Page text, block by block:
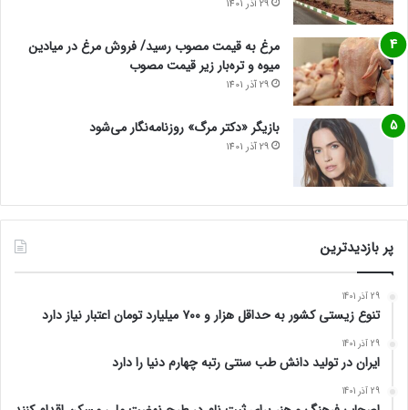
29 آذر 1401
مرغ به قیمت مصوب رسید/ فروش مرغ در میادین
میوه و تره‌بار زیر قیمت مصوب
29 آذر 1401
بازیگر «دکتر مرگ» روزنامه‌نگار می‌شود
29 آذر 1401
پر بازدیدترین
29 آذر 1401
تنوع زیستی کشور به حداقل هزار و ۷۰۰ میلیارد تومان اعتبار نیاز دارد
29 آذر 1401
ایران در تولید دانش طب سنتی رتبه چهارم دنیا را دارد
29 آذر 1401